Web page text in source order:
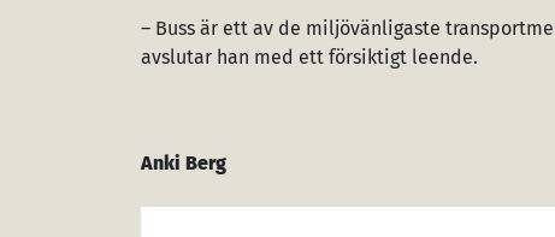
– Buss är ett av de miljövänligaste
avslutar han med ett försiktigt leende.
Anki Berg